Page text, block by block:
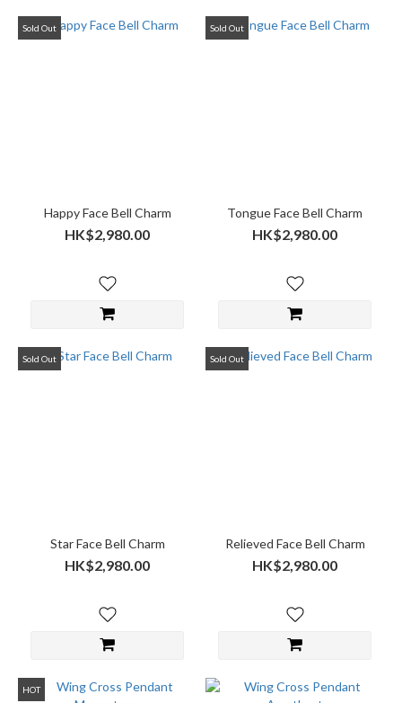
Sold Out
Happy Face Bell Charm
HK$2,980.00
Sold Out
Tongue Face Bell Charm
HK$2,980.00
Sold Out
Star Face Bell Charm
HK$2,980.00
Sold Out
Relieved Face Bell Charm
HK$2,980.00
HOT